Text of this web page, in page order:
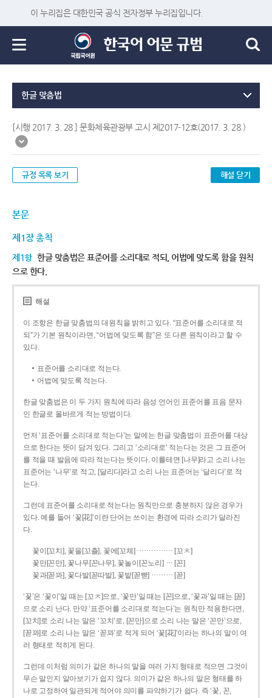
이 누리집은 대한민국 공식 전자정부 누리집입니다.
한글 맞춤법
[시행 2017. 3. 28.] 문화체육관광부 고시 제2017-12호(2017. 3. 28.)
규정 목록 보기 해설 닫기
본문
제1장 총칙
제1항 한글 맞춤법은 표준어를 소리대로 적되, 어법에 맞도록 함을 원칙
으로 한다.
해설
이 조항은 한글 맞춤법의 대원칙을 밝히고 있다. “표준어를 소리대로 적
되”가 기본 원칙이라면, “어법에 맞도록 함”은 또 다른 원칙이라고 할 수
있다.
표준어를 소리대로 적는다.
어법에 맞도록 적는다.
한글 맞춤법은 이 두 가지 원칙에 따라 음성 언어인 표준어를 표음 문자
인 한글로 올바르게 적는 방법이다.
먼저 ‘표준어를 소리대로 적는다’는 말에는 한글 맞춤법이 표준어를 대상
으로 한다는 뜻이 담겨 있다. 그리고 ‘소리대로’ 적는다는 것은 그 표준어
를 적을 때 발음에 따라 적는다는 뜻이다. 이를테면 [나무]라고 소리 나는
표준어는 ‘나무’로 적고, [달리다]라고 소리 나는 표준어는 ‘달리다’로 적
는다.
그런데 표준어를 소리대로 적는다는 원칙만으로 충분하지 않은 경우가
있다. 예를 들어 ‘꽃[花]’이란 단어는 쓰이는 환경에 따라 소리가 달라진
다.
꽃이[꼬치], 꽃을[꼬츨], 꽃에[꼬체] …………… [꼬ㅊ]
꽃만[꼰만], 꽃나무[꼰나무], 꽃놀이[꼰노리] … [꼰]
꽃과[꼳꽈], 꽃다발[꼳따발], 꽃밭[꼳빧] ……… [꼳]
‘꽃’은 ‘꽃이’일 때는 [꼬ㅊ]으로, ‘꽃만’일 때는 [꼰]으로, ‘꽃과’일 때는 [꼳]
으로 소리 난다. 만약 ‘표준어를 소리대로 적는다’는 원칙만 적용한다면,
[꼬치]로 소리 나는 말은 ‘꼬치’로, [꼰만]으로 소리 나는 말은 ‘꼰만’으로,
[꼳꽈]로 소리 나는 말은 ‘꼳꽈’로 적게 되어 ‘꽃[花]’이라는 하나의 말이 여
러 형태로 적히게 된다.
그런데 이처럼 의미가 같은 하나의 말을 여러 가지 형태로 적으면 그것이
무슨 말인지 알아보기가 쉽지 않다. 의미가 같은 하나의 말은 형태를 하
나로 고정하여 일관되게 적어야 의미를 파악하기가 쉽다. 즉 ‘꽃, 꼰,